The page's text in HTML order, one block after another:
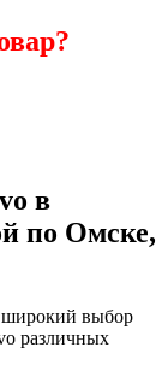
в
по Омске,
широкий выбор
различных